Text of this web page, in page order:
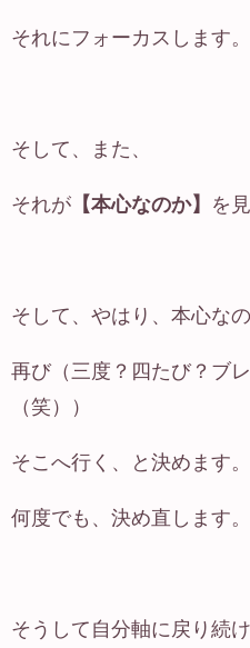
それにフォーカスします。
そして、また、
それが 【本心なのか】 を
そして、やはり、本心なの
再び（三度？四たび？ブ
（笑））
そこへ行く、と決めます。
何度でも、決め直します。
そうして自分軸に戻り続け